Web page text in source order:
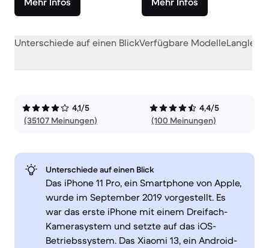
Unterschiede auf einen BlickVerfügbare Modelle
4,1/5
(35107 Meinungen)
4,4/5
(100 Meinungen)
Unterschiede auf einen Blick
Das iPhone 11 Pro, ein Smartphone von Apple,
wurde im September 2019 vorgestellt. Es
war das erste iPhone mit einem Dreifach-
Kamerasystem und setzte auf das iOS-
Betriebssystem. Das Xiaomi 13, ein Android-